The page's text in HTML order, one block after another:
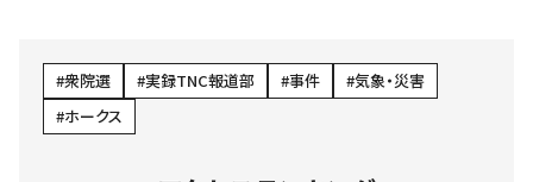
衆院選 実録TNC報道部 事件
気象・災害
ホークス